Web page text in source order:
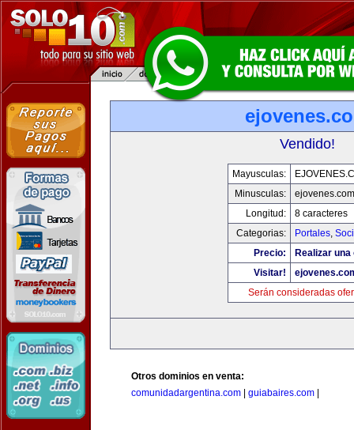
Vendido!
Mayusculas:
Minusculas:
ejovenes.com
Longitud:
8 caracteres
Categorias:
Portales,
Precio:
Realizar
Visitar!
Serán consideradas
Otros dominios en venta:
comunidadargentina.com
guiabaires.com